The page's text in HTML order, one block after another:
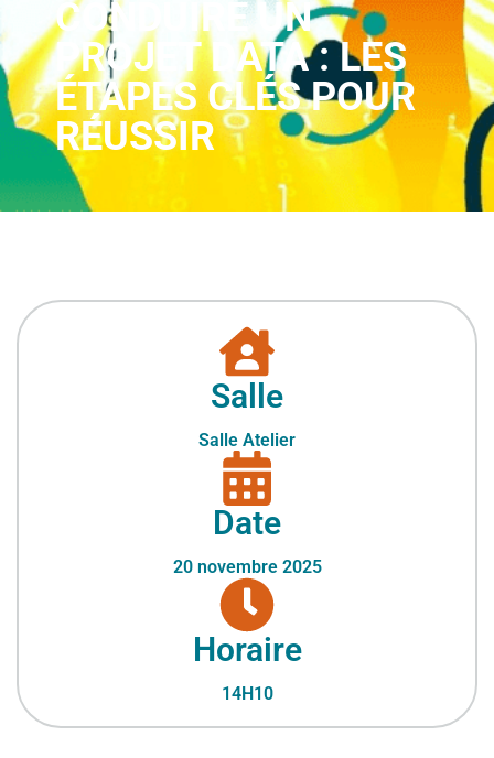
CONDUIRE UN
PROJET DATA : LES
ÉTAPES CLÉS POUR
RÉUSSIR
Salle
Salle Atelier
Date
20 novembre 2025
Horaire
14H10